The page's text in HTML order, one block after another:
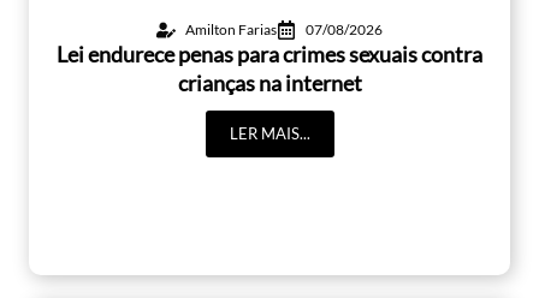
Amilton Farias 07/08/2026
Lei endurece penas para crimes sexuais contra
crianças na internet
LER MAIS...